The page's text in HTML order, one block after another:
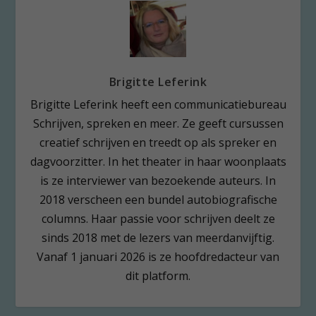
Brigitte Leferink
Brigitte Leferink heeft een communicatiebureau
Schrijven, spreken en meer. Ze geeft cursussen
creatief schrijven en treedt op als spreker en
dagvoorzitter. In het theater in haar woonplaats
is ze interviewer van bezoekende auteurs. In
2018 verscheen een bundel autobiografische
columns. Haar passie voor schrijven deelt ze
sinds 2018 met de lezers van meerdanvijftig.
Vanaf 1 januari 2026 is ze hoofdredacteur van
dit platform.